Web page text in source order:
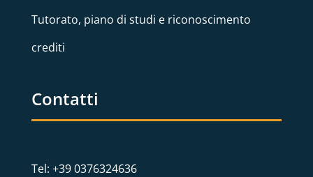
Tutorato, piano di studi e riconoscimento
crediti
Contatti
Tel: +39 0376324636